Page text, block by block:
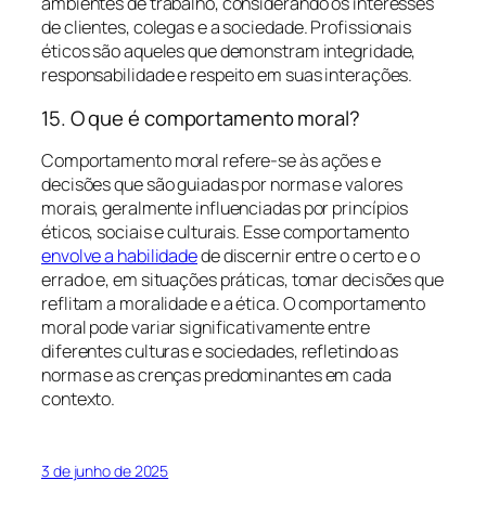
de clientes, colegas e a sociedade. Profissionais
éticos são aqueles que demonstram integridade,
responsabilidade e respeito em suas interações.
15. O que é comportamento moral?
Comportamento moral refere-se às ações e
decisões que são guiadas por normas e valores
morais, geralmente influenciadas por princípios
éticos, sociais e culturais. Esse comportamento
envolve a habilidadede discernir entre o certo e o
errado e, em situações práticas, tomar decisões que
reflitam a moralidade e a ética. O comportamento
moral pode variar significativamente entre
diferentes culturas e sociedades, refletindo as
normas e as crenças predominantes em cada
contexto.
3 de junho de 2025